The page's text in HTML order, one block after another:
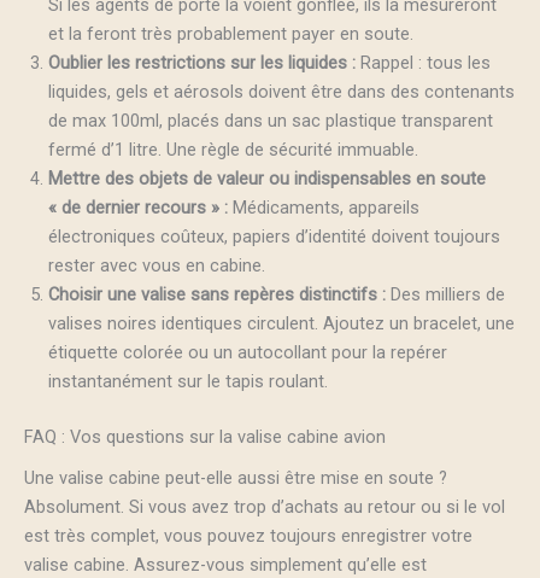
Si les agents de porte la voient gonflée, ils la mesureront
et la feront très probablement payer en soute.
Oublier les restrictions sur les liquides : Rappel : tous les
liquides, gels et aérosols doivent être dans des contenants
de max 100ml, placés dans un sac plastique transparent
fermé d’1 litre. Une règle de sécurité immuable.
Mettre des objets de valeur ou indispensables en soute
« de dernier recours » : Médicaments, appareils
électroniques coûteux, papiers d’identité doivent toujours
rester avec vous en cabine.
Choisir une valise sans repères distinctifs : Des milliers de
valises noires identiques circulent. Ajoutez un bracelet, une
étiquette colorée ou un autocollant pour la repérer
instantanément sur le tapis roulant.
FAQ : Vos questions sur la valise cabine avion
Une valise cabine peut-elle aussi être mise en soute ?
Absolument. Si vous avez trop d’achats au retour ou si le vol
est très complet, vous pouvez toujours enregistrer votre
valise cabine. Assurez-vous simplement qu’elle est